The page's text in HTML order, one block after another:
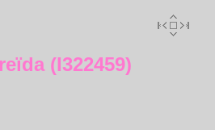
(I322459)